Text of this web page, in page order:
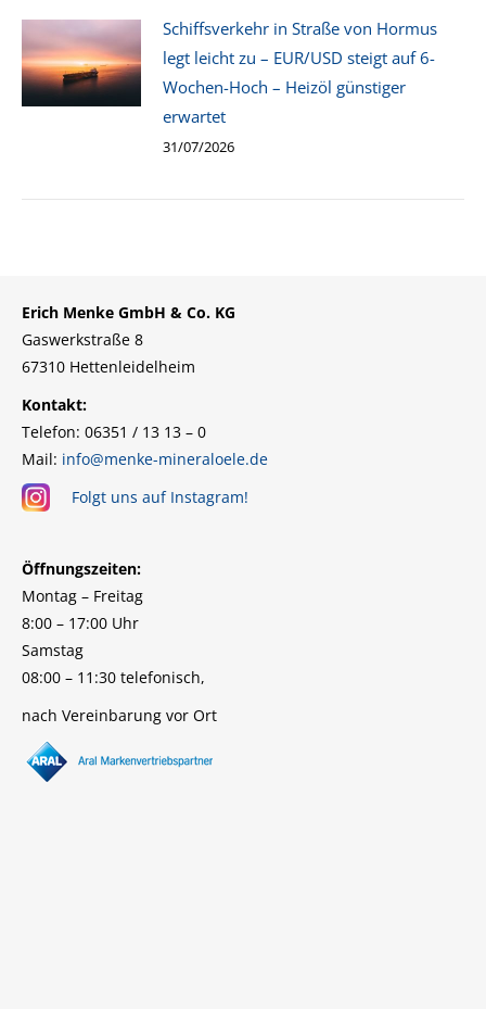
Schiffsverkehr in Straße von Hormus
legt leicht zu – EUR/USD steigt auf 6-
Wochen-Hoch – Heizöl günstiger
erwartet
31/07/2026
Erich Menke GmbH & Co. KG
Gaswerkstraße 8
67310 Hettenleidelheim
Kontakt:
Telefon: 06351 / 13 13 – 0
Mail: info@menke-mineraloele.de
Folgt uns auf Instagram!
Öffnungszeiten:
Montag – Freitag
8:00 – 17:00 Uhr
Samstag
08:00 – 11:30 telefonisch,
nach Vereinbarung vor Ort